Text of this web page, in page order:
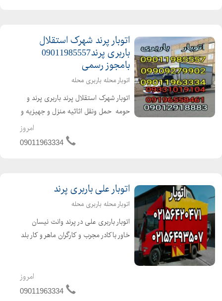
اتوبار پرند شهرک استقلال
باربری پرند09011985557
بامجوز رسمی
اتوبار محله باربری محله
️اتوبار شهرک استقلال پرند باربری پرند و
حومه ️ حمل ونقل اثاثیه منزل و جهیزیه و
مبلمان و شرکتها ️️باکادر مجرب و کارگران
ماهر و کاربلد و خوش اخلاق و آذری زبان️
امروز
09011963334
اتوبار علی باربری پرند
اتوبار محله باربری محله
اتوبار باربری علی در پرند وانت نیسان
خاور باکادر مجرب و کارگران ماهر و کار بلد
بارنامه مخصوص حمل و نقل اثاثیه منزل
امروز
09011963334